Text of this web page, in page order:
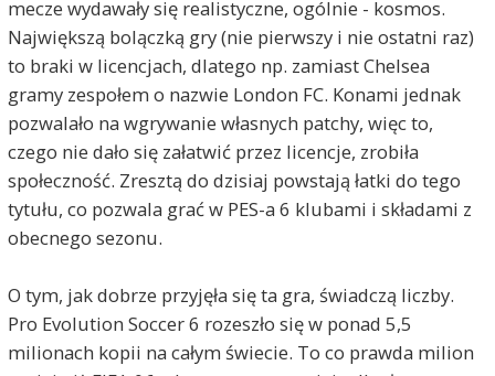
mecze wydawały się realistyczne, ogólnie - kosmos.
Największą bolączką gry (nie pierwszy i nie ostatni raz)
to braki w licencjach, dlatego np. zamiast Chelsea
gramy zespołem o nazwie London FC. Konami jednak
pozwalało na wgrywanie własnych patchy, więc to,
czego nie dało się załatwić przez licencje, zrobiła
społeczność. Zresztą do dzisiaj powstają łatki do tego
tytułu, co pozwala grać w PES-a 6 klubami i składami z
obecnego sezonu.
O tym, jak dobrze przyjęła się ta gra, świadczą liczby.
Pro Evolution Soccer 6 rozeszło się w ponad 5,5
milionach kopii na całym świecie. To co prawda milion